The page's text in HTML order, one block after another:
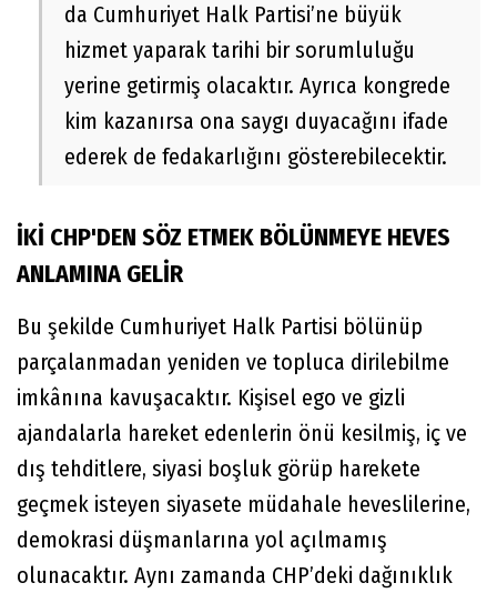
da Cumhuriyet Halk Partisi’ne büyük
hizmet yaparak tarihi bir sorumluluğu
yerine getirmiş olacaktır. Ayrıca kongrede
kim kazanırsa ona saygı duyacağını ifade
ederek de fedakarlığını gösterebilecektir.
İKİ CHP'DEN SÖZ ETMEK BÖLÜNMEYE HEVES
ANLAMINA GELİR
Bu şekilde Cumhuriyet Halk Partisi bölünüp
parçalanmadan yeniden ve topluca dirilebilme
imkânına kavuşacaktır. Kişisel ego ve gizli
ajandalarla hareket edenlerin önü kesilmiş, iç ve
dış tehditlere, siyasi boşluk görüp harekete
geçmek isteyen siyasete müdahale heveslilerine,
demokrasi düşmanlarına yol açılmamış
olunacaktır. Aynı zamanda CHP’deki dağınıklık